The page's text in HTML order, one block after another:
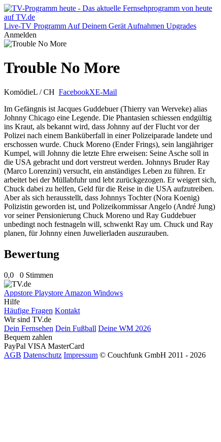
Live-TV Programm Auf Deinem Gerät Aufnahmen Upgrades
Anmelden
Trouble No More
KomödieL / CH FacebookXE-Mail
Im Gefängnis ist Jacques Guddebuer (Thierry van Werveke) alias
Johnny Chicago eine Legende. Die Phantasien schiessen endgültig
ins Kraut, als bekannt wird, dass Johnny auf der Flucht vor der
Polizei nach einem Banküberfall in einer Polizeiparade landete und
erschossen wurde. Chuck Moreno (Ender Frings), sein langjähriger
Kumpel, will Johnny die letzte Ehre erweisen: Seine Asche soll in
die USA gebracht und dort verstreut werden. Johnnys Bruder Ray
(Marco Lorenzini) versucht, ein anständiges Leben zu führen. Er
arbeitet bei der Müllabfuhr und lebt zurückgezogen. Er weigert sich,
Chuck dabei zu helfen, Geld für die Reise in die USA aufzutreiben.
Aber als sich herausstellt, dass Johnnys Tochter (Nora Koenig)
Polizistin geworden ist, und Polizeikommissar Angelo (André Jung)
vor seiner Pensionierung Chuck Moreno und Ray Guddebuer
unbedingt noch festnageln will, schwenkt Ray um. Chuck und Ray
planen, für Johnny einen Juwelierladen auszurauben.
Bewertung
0,0 0 Stimmen
Appstore Playstore Amazon Windows
Hilfe
Häufige Fragen Kontakt
Wir sind TV.de
Dein Fernsehen Dein Fußball Deine WM 2026
Bequem zahlen
PayPal VISA MasterCard
AGB Datenschutz Impressum © Couchfunk GmbH 2011 - 2026